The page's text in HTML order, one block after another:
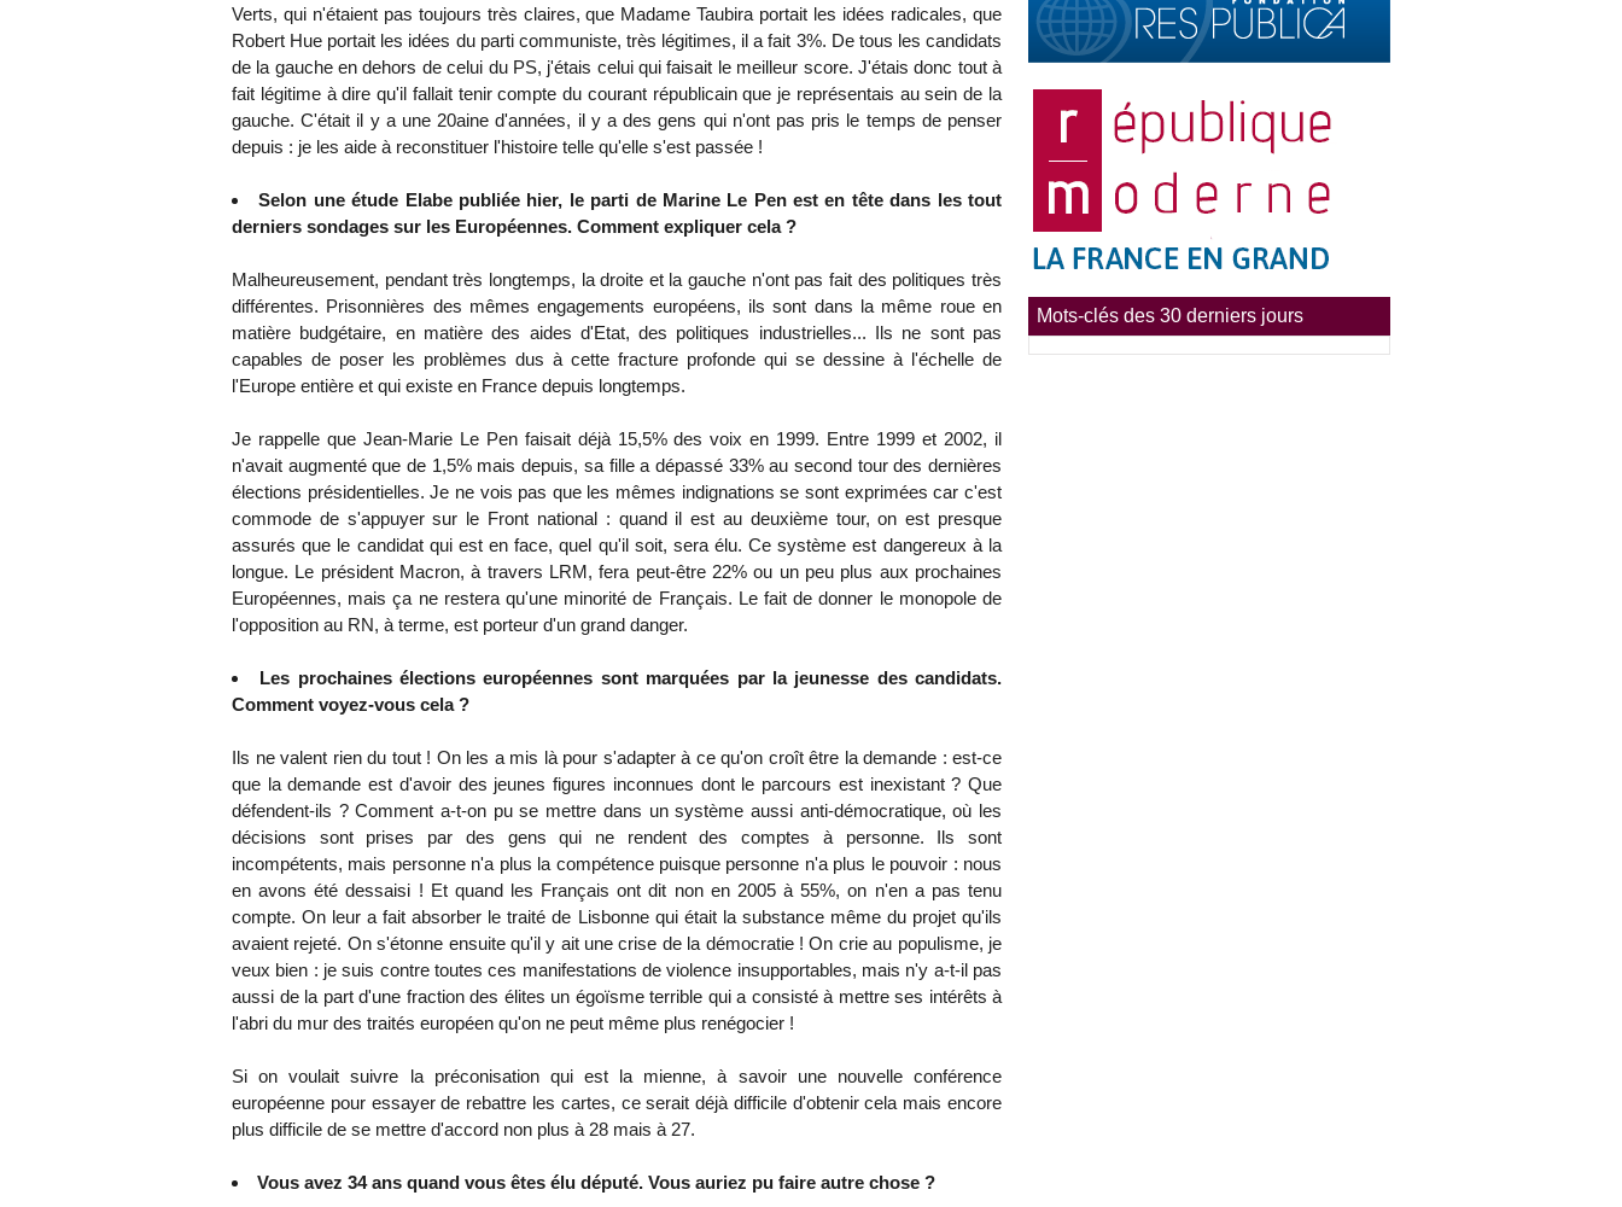
Verts, qui n'étaient pas toujours très claires, que Madame Taubira portait les idées radicales, que
Robert Hue portait les idées du parti communiste, très légitimes, il a fait 3%. De tous les candidats
de la gauche en dehors de celui du PS, j'étais celui qui faisait le meilleur score. J'étais donc tout à
fait légitime à dire qu'il fallait tenir compte du courant républicain que je représentais au sein de la
gauche. C'était il y a une 20aine d'années, il y a des gens qui n'ont pas pris le temps de penser
depuis : je les aide à reconstituer l'histoire telle qu'elle s'est passée !
Selon une étude Elabe publiée hier, le parti de Marine Le Pen est en tête dans les tout
derniers sondages sur les Européennes. Comment expliquer cela ?
Malheureusement, pendant très longtemps, la droite et la gauche n'ont pas fait des politiques très
différentes. Prisonnières des mêmes engagements européens, ils sont dans la même roue en
matière budgétaire, en matière des aides d'Etat, des politiques industrielles... Ils ne sont pas
capables de poser les problèmes dus à cette fracture profonde qui se dessine à l'échelle de
l'Europe entière et qui existe en France depuis longtemps.
Je rappelle que Jean-Marie Le Pen faisait déjà 15,5% des voix en 1999. Entre 1999 et 2002, il
n'avait augmenté que de 1,5% mais depuis, sa fille a dépassé 33% au second tour des dernières
élections présidentielles. Je ne vois pas que les mêmes indignations se sont exprimées car c'est
commode de s'appuyer sur le Front national : quand il est au deuxième tour, on est presque
assurés que le candidat qui est en face, quel qu'il soit, sera élu. Ce système est dangereux à la
longue. Le président Macron, à travers LRM, fera peut-être 22% ou un peu plus aux prochaines
Européennes, mais ça ne restera qu'une minorité de Français. Le fait de donner le monopole de
l'opposition au RN, à terme, est porteur d'un grand danger.
Les prochaines élections européennes sont marquées par la jeunesse des candidats.
Comment voyez-vous cela ?
Ils ne valent rien du tout ! On les a mis là pour s'adapter à ce qu'on croît être la demande : est-ce
que la demande est d'avoir des jeunes figures inconnues dont le parcours est inexistant ? Que
défendent-ils ? Comment a-t-on pu se mettre dans un système aussi anti-démocratique, où les
décisions sont prises par des gens qui ne rendent des comptes à personne. Ils sont
incompétents, mais personne n'a plus la compétence puisque personne n'a plus le pouvoir : nous
en avons été dessaisi ! Et quand les Français ont dit non en 2005 à 55%, on n'en a pas tenu
compte. On leur a fait absorber le traité de Lisbonne qui était la substance même du projet qu'ils
avaient rejeté. On s'étonne ensuite qu'il y ait une crise de la démocratie ! On crie au populisme, je
veux bien : je suis contre toutes ces manifestations de violence insupportables, mais n'y a-t-il pas
aussi de la part d'une fraction des élites un égoïsme terrible qui a consisté à mettre ses intérêts à
l'abri du mur des traités européen qu'on ne peut même plus renégocier !
Si on voulait suivre la préconisation qui est la mienne, à savoir une nouvelle conférence
européenne pour essayer de rebattre les cartes, ce serait déjà difficile d'obtenir cela mais encore
plus difficile de se mettre d'accord non plus à 28 mais à 27.
Vous avez 34 ans quand vous êtes élu député. Vous auriez pu faire autre chose ?
Mots-clés des 30 derniers jours